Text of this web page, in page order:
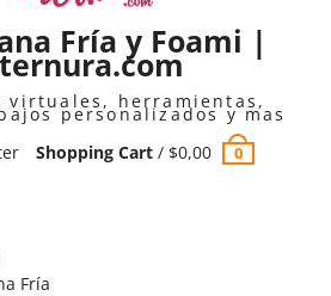
Fría y Foami |
virtuales, herramientas,
personalizados y mas
Shopping Cart/ $0,00 0
Fría